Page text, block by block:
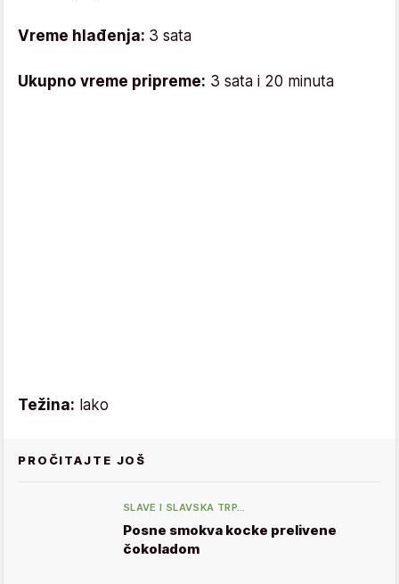
Vreme hlađenja: 3 sata
Ukupno vreme pripreme: 3 sata i 20 minuta
Težina: lako
PROČITAJTE JOŠ
SLAVE I SLAVSKA TRP…
Posne smokva kocke prelivene
čokoladom